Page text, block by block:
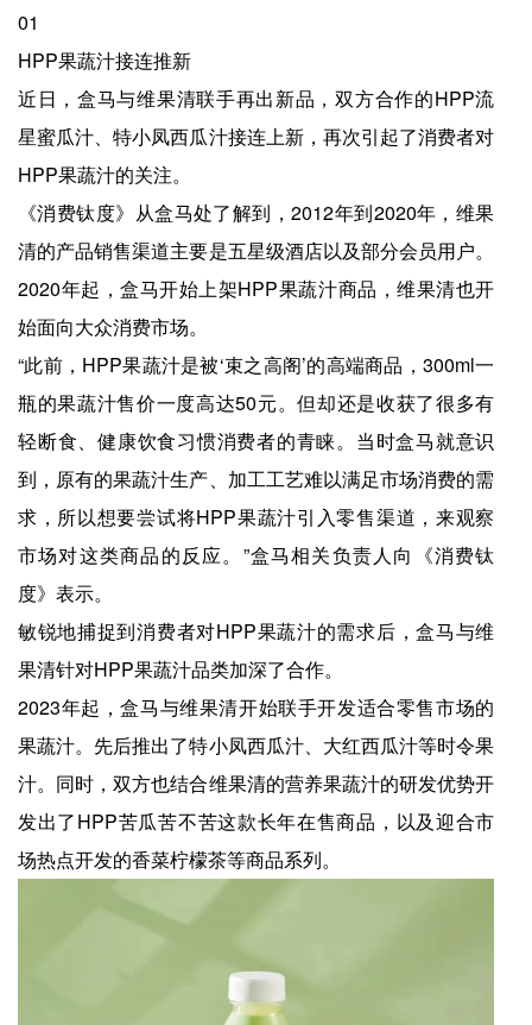
01
HPP果蔬汁接连推新
近日，盒马与维果清联手再出新品，双方合作的HPP流
星蜜瓜汁、特小凤西瓜汁接连上新，再次引起了消费者对
HPP果蔬汁的关注。
《消费钛度》从盒马处了解到，2012年到2020年，维果
清的产品销售渠道主要是五星级酒店以及部分会员用户。
2020年起，盒马开始上架HPP果蔬汁商品，维果清也开
始面向大众消费市场。
“此前，HPP果蔬汁是被‘束之高阁’的高端商品，300ml一
瓶的果蔬汁售价一度高达50元。但却还是收获了很多有
轻断食、健康饮食习惯消费者的青睐。当时盒马就意识
到，原有的果蔬汁生产、加工工艺难以满足市场消费的需
求，所以想要尝试将HPP果蔬汁引入零售渠道，来观察
市场对这类商品的反应。”盒马相关负责人向《消费钛
度》表示。
敏锐地捕捉到消费者对HPP果蔬汁的需求后，盒马与维
果清针对HPP果蔬汁品类加深了合作。
2023年起，盒马与维果清开始联手开发适合零售市场的
果蔬汁。先后推出了特小凤西瓜汁、大红西瓜汁等时令果
汁。同时，双方也结合维果清的营养果蔬汁的研发优势开
发出了HPP苦瓜苦不苦这款长年在售商品，以及迎合市
场热点开发的香菜柠檬茶等商品系列。